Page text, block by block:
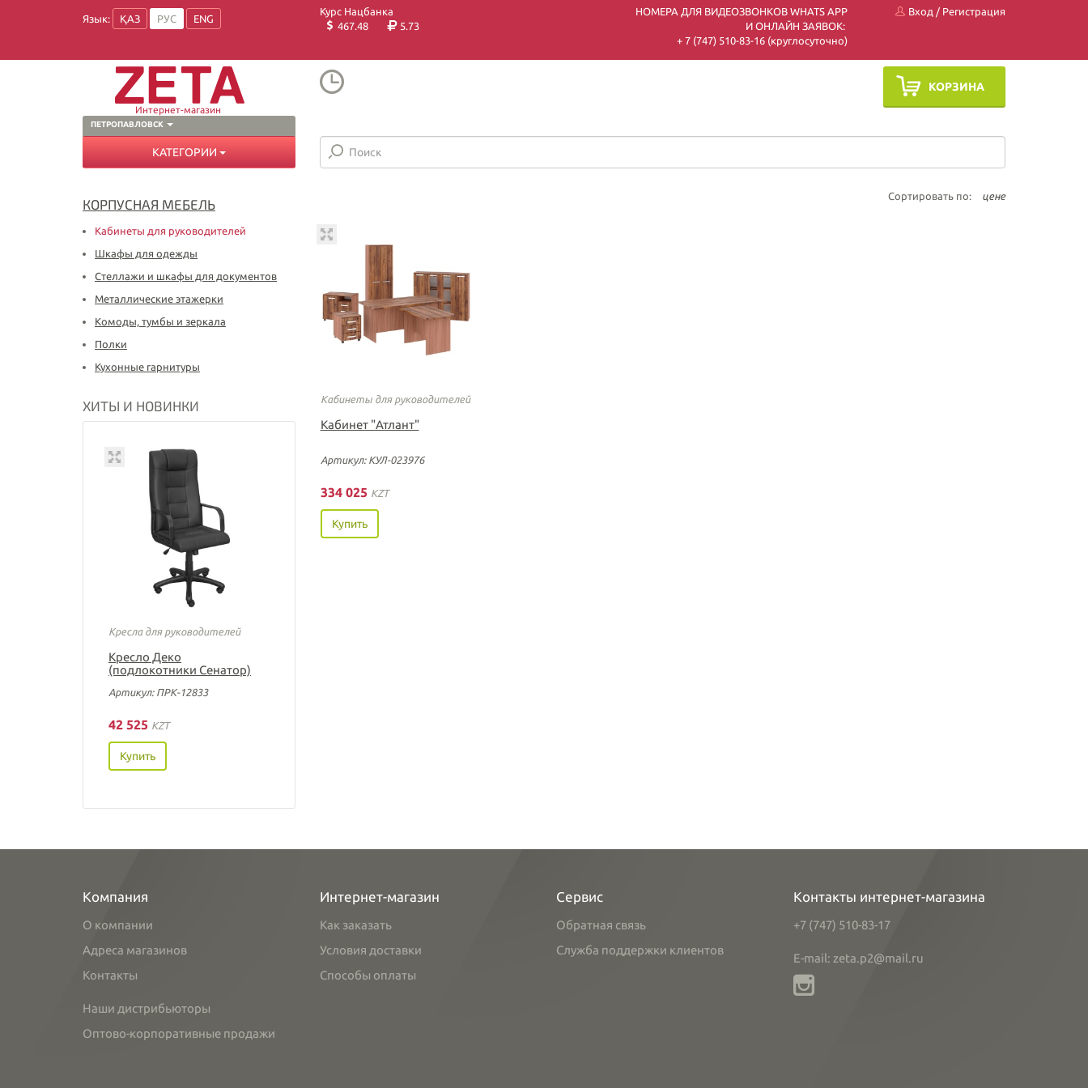
Язык: ҚАЗ РУС ENG
Курс Нацбанка
467.48
5.73
НОМЕРА ДЛЯ ВИДЕОЗВОНКОВ WHATS APP
И ОНЛАЙН ЗАЯВОК:
+ 7 (747) 510-83-16 (круглосуточно)
Вход / Регистрация
ПЕТРОПАВЛОВСК
Интернет-магазин
КОРЗИНА
КАТЕГОРИИ
КОРПУСНАЯ МЕБЕЛЬ
Кабинеты для руководителей
Шкафы для одежды
Стеллажи и шкафы для документов
Металлические этажерки
Комоды, тумбы и зеркала
Полки
Кухонные гарнитуры
ХИТЫ И НОВИНКИ
Кресла для руководителей
Кресло Деко
(подлокотники Сенатор)
Артикул: ПРК-12833
42 525 KZT
Купить
Сортировать по: цене
Кабинеты для руководителей
Кабинет "Атлант"
Артикул: КУЛ-023976
334 025 KZT
Купить
Компания
О компании
Адреса магазинов
Контакты
Наши дистрибьюторы
Оптово-корпоративные продажи
Интернет-магазин
Как заказать
Условия доставки
Способы оплаты
Сервис
Обратная связь
Служба поддержки клиентов
Контакты интернет-магазина
+7 (747) 510-83-17
E-mail: zeta.p2@mail.ru